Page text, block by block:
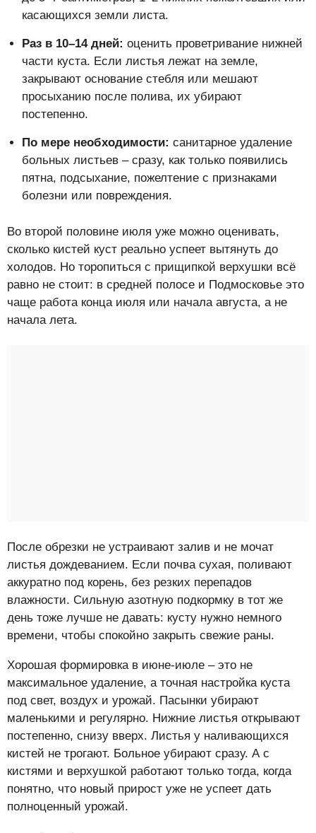
касающихся земли листа.
Раз в 10–14 дней: оценить проветривание нижней
части куста. Если листья лежат на земле,
закрывают основание стебля или мешают
просыханию после полива, их убирают
постепенно.
По мере необходимости: санитарное удаление
больных листьев – сразу, как только появились
пятна, подсыхание, пожелтение с признаками
болезни или повреждения.
Во второй половине июля уже можно оценивать,
сколько кистей куст реально успеет вытянуть до
холодов. Но торопиться с прищипкой верхушки всё
равно не стоит: в средней полосе и Подмосковье это
чаще работа конца июля или начала августа, а не
начала лета.
После обрезки не устраивают залив и не мочат
листья дождеванием. Если почва сухая, поливают
аккуратно под корень, без резких перепадов
влажности. Сильную азотную подкормку в тот же
день тоже лучше не давать: кусту нужно немного
времени, чтобы спокойно закрыть свежие раны.
Хорошая формировка в июне-июле – это не
максимальное удаление, а точная настройка куста
под свет, воздух и урожай. Пасынки убирают
маленькими и регулярно. Нижние листья открывают
постепенно, снизу вверх. Листья у наливающихся
кистей не трогают. Больное убирают сразу. А с
кистями и верхушкой работают только тогда, когда
понятно, что новый прирост уже не успеет дать
полноценный урожай.